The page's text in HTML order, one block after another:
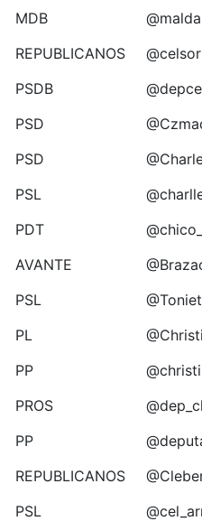
MDB
REPUBLICANOS
PSDB
PSD
PSD
PSL
PDT
AVANTE
PSL
PL
PP
PROS
PP
REPUBLICANOS
PSL